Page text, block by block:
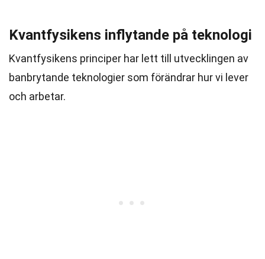
Kvantfysikens inflytande på teknologi
Kvantfysikens principer har lett till utvecklingen av
banbrytande teknologier som förändrar hur vi lever
och arbetar.